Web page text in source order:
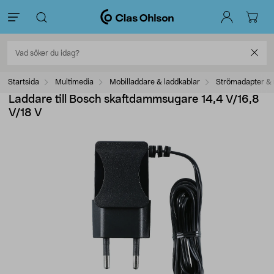
Startsida Multimedia Mobilladdare & laddkablar Strömadapter &
Laddare till Bosch skaftdammsugare 14,4 V/16,8
V/18 V